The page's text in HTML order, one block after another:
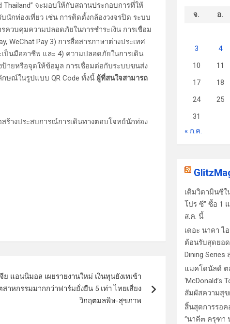
จะมอบให้กับสถานประกอบการที่ให้
กท่องเที่ยว เช่น การติดตั้งกล้องวงจรปิด ระบบ
ควบคุมความปลอดภัยในการชำระเงิน การเชื่อม
Pay 3) การสื่อสารภาษาต่างประเทศ
ป็นมืออาชีพ และ 4) ความปลอดภัยในการเดิน
ายหรือจุดให้ข้อมูล การเชื่อมต่อกับระบบขนส่ง
ษณ์ในรูปแบบ QR Code ทั้งนี้ ผู้ที่สนใจสามารถ
ร้างประสบการณ์การเดินทางตอบโจทย์นักท่อง
ย แอนนิมอล เผยรายงานใหม่ เงินทุนยังเทเข้า
าหกรรมมากกว่าฟาร์มยั่งยืน 5 เท่า ไทยเสี่ยง
วิกฤตมลพิษ-สุขภาพ
จ. อ.
3
4
10
11
17
18
24
25
31
« ก.ค.
เติมวิตามินซี
โปร ซี” ซื้อ 1
ส.ค. นี้
เดอะ นาคา ไ
ต้อนรับสุดยอ
Dining
แมคโดนัลด์ ต
สัมผัสความสุ
สิ้นสุดการรอค
“นาคี๓ ครุฑา